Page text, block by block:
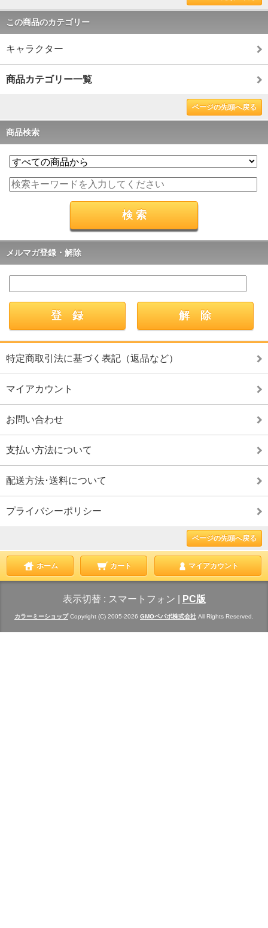
この商品のカテゴリー
キャラクター
商品カテゴリー一覧
ページの先頭へ戻る
商品検索
メルマガ登録・解除
特定商取引法に基づく表記（返品など）
マイアカウント
お問い合わせ
支払い方法について
配送方法･送料について
プライバシーポリシー
ページの先頭へ戻る
ホーム カート マイアカウント
表示切替 : スマートフォン PC版
カラーミーショップCopyright (C) 2005-2026 GMOペパボ株式会社 All Rights Reserved.